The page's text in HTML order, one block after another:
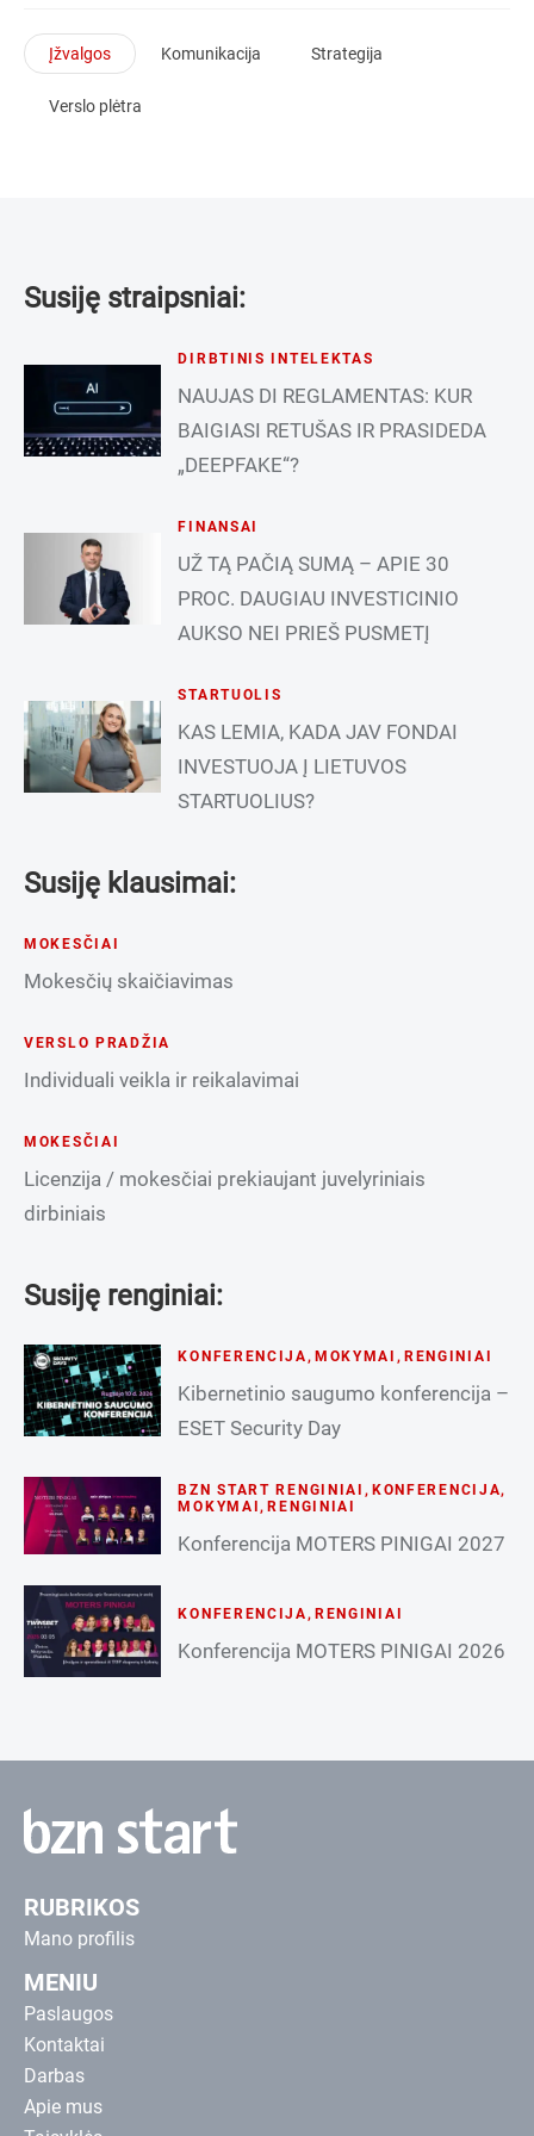
Įžvalgos Komunikacija Strategija
Verslo plėtra
Susiję straipsniai:
DIRBTINIS INTELEKTAS
NAUJAS DI REGLAMENTAS: KUR
BAIGIASI RETUŠAS IR PRASIDEDA
„DEEPFAKE“?
FINANSAI
UŽ TĄ PAČIĄ SUMĄ – APIE 30
PROC. DAUGIAU INVESTICINIO
AUKSO NEI PRIEŠ PUSMETĮ
STARTUOLIS
KAS LEMIA, KADA JAV FONDAI
INVESTUOJA Į LIETUVOS
STARTUOLIUS?
Susiję klausimai:
MOKESČIAI
Mokesčių skaičiavimas
VERSLO PRADŽIA
Individuali veikla ir reikalavimai
MOKESČIAI
Licenzija / mokesčiai prekiaujant juvelyriniais
dirbiniais
Susiję renginiai:
KONFERENCIJA , MOKYMAI , RENGINIAI
Kibernetinio saugumo konferencija –
ESET Security Day
BZN START RENGINIAI , KONFERENCIJA,
MOKYMAI ,RENGINIAI
Konferencija MOTERS PINIGAI 2027
KONFERENCIJA , RENGINIAI
Konferencija MOTERS PINIGAI 2026
RUBRIKOS
Mano profilis
MENIU
Paslaugos
Kontaktai
Darbas
Apie mus